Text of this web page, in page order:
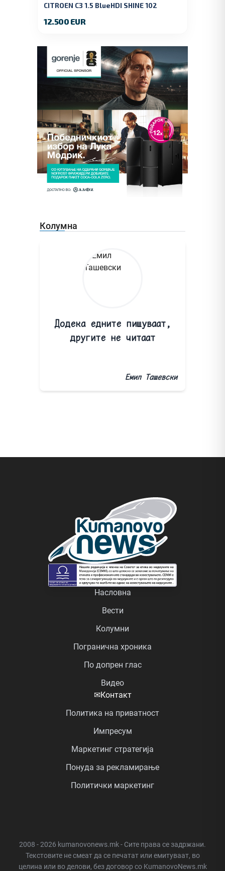
CITROEN C3 1.5 BlueHDI SHINE 102
12.500 EUR
Колумна
Додека едните пишуваат,
другите не читаат
Емил Ташевски
Насловна
Вести
Колумни
Погранична хроника
По допрен глас
Видео
✉Контакт
Политика на приватност
Импресум
Маркетинг стратегија
Понуда за рекламирање
Политички маркетинг
2008 - 2026 kumanovonews.mk - Сите права се задржани.
Текстовите не смеат да се печатат или емитуваат, во
целина или во делови, без договор со KumanovoNews.mk